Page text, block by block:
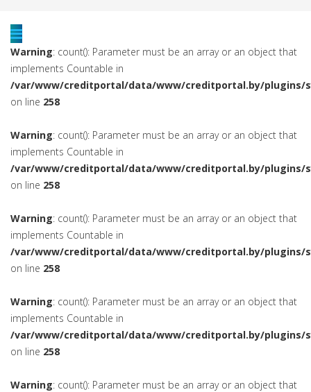
Warning: count(): Parameter must be an array or an object that
implements Countable in
/var/www/creditportal/data/www/creditportal.by/plugins/
on line 258
Warning: count(): Parameter must be an array or an object that
implements Countable in
/var/www/creditportal/data/www/creditportal.by/plugins/
on line 258
Warning: count(): Parameter must be an array or an object that
implements Countable in
/var/www/creditportal/data/www/creditportal.by/plugins/
on line 258
Warning: count(): Parameter must be an array or an object that
implements Countable in
/var/www/creditportal/data/www/creditportal.by/plugins/
on line 258
Warning: count(): Parameter must be an array or an object that